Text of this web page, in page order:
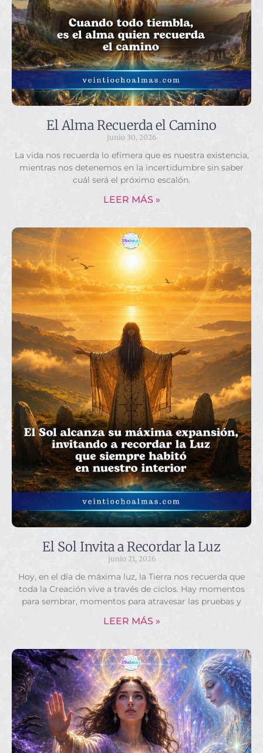
El Alma Recuerda el Camino
junio 30, 2026
La vida nos recuerda lo efímera que es nuestra existencia,
mientras nos detenemos en la incertidumbre sin saber
cuál será el próximo escalón.
LEER MÁS »
El Sol Invita a Recordar la Luz
junio 21, 2026
Hoy, en el día de máxima luz, la Tierra nos recuerda que
toda la Creación vive a través de ciclos. Hay momentos
para sembrar, momentos para atravesar las pruebas y
LEER MÁS »